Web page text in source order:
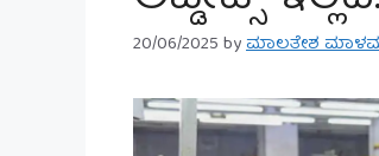
20/06/2025byಮಾಲತೇಶ